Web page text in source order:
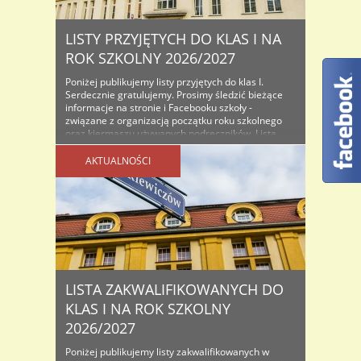
LISTY PRZYJĘTYCH DO KLAS I NA
ROK SZKOLNY 2026/2027
Poniżej publikujemy listy przyjętych do klas I.
Serdecznie gratulujemy. Prosimy śledzić bieżące
informacje na stronie i Facebooku szkoły -
związane z organizacją początku roku szkolnego
oraz kiermaszu używanych podręczników. Lista
osób przyjętych do klas I na rok szkolny...
AKTUALNOŚCI
LISTA ZAKWALIFIKOWANYCH DO
KLAS I NA ROK SZKOLNY
2026/2027
Poniżej publikujemy listy zakwalifikowanych w